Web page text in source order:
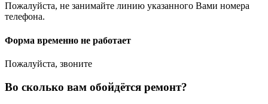
Пожалуйста, не занимайте линию указанного Вами номера
телефона.
Форма временно не работает
Пожалуйста, звоните
Во сколько вам обойдётся ремонт?